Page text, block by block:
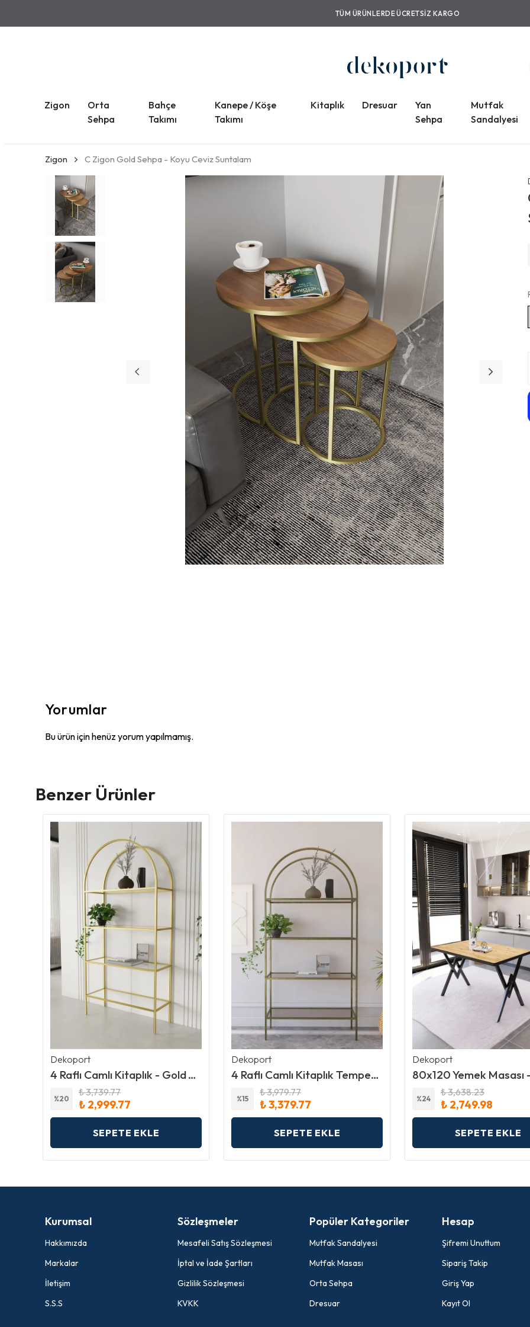
TÜM ÜRÜNLERDE ÜCRETSIZ KARGO
Zigon
Orta
Sehpa
Bahçe
Takımı
Kanepe / Köşe
Takımı
Kitaplık Dresuar
Yan
Sehpa
Mutfak
Sandalyesi
Zigon C Zigon Gold Sehpa - Koyu Ceviz Suntalam
Yorumlar
Bu ürün için henüz yorum yapılmamış.
Benzer Ürünler
Dekoport
4 Raflı Camlı Kitaplık - Gold Ayak - Temperli Şeffaf Cam
%20
₺ 3,739.77
₺ 2,999.77
SEPETE EKLE
Dekoport
4 Raflı Camlı Kitaplık Temperli Bronz Cam
%15
₺ 3,979.77
₺ 3,379.77
SEPETE EKLE
Dekoport
%24
₺ 3,638.23
₺ 2,749.98
SEPETE EKLE
Kurumsal
Hakkımızda
Markalar
İletişim
S.S.S
Sözleşmeler
Mesafeli Satış Sözleşmesi
İptal ve İade Şartları
Gizlilik Sözleşmesi
KVKK
Popüler Kategoriler
Mutfak Sandalyesi
Mutfak Masası
Orta Sehpa
Dresuar
Hesap
Şifremi Unuttum
Sipariş Takip
Giriş Yap
Kayıt Ol